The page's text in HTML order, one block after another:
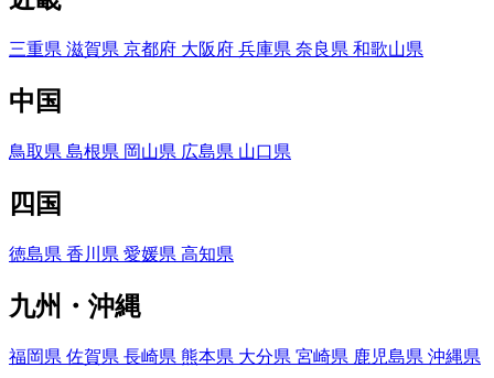
三重県 滋賀県 京都府 大阪府 兵庫県 奈良県 和歌山県
中国
鳥取県 島根県 岡山県 広島県 山口県
四国
徳島県 香川県 愛媛県 高知県
九州・沖縄
福岡県 佐賀県 長崎県 熊本県 大分県 宮崎県 鹿児島県 沖縄県